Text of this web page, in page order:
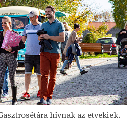
hívnak az etyekiek.